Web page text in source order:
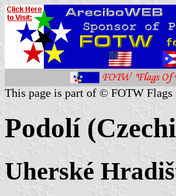
This page is part of © FOTW
Podolí
Uherské